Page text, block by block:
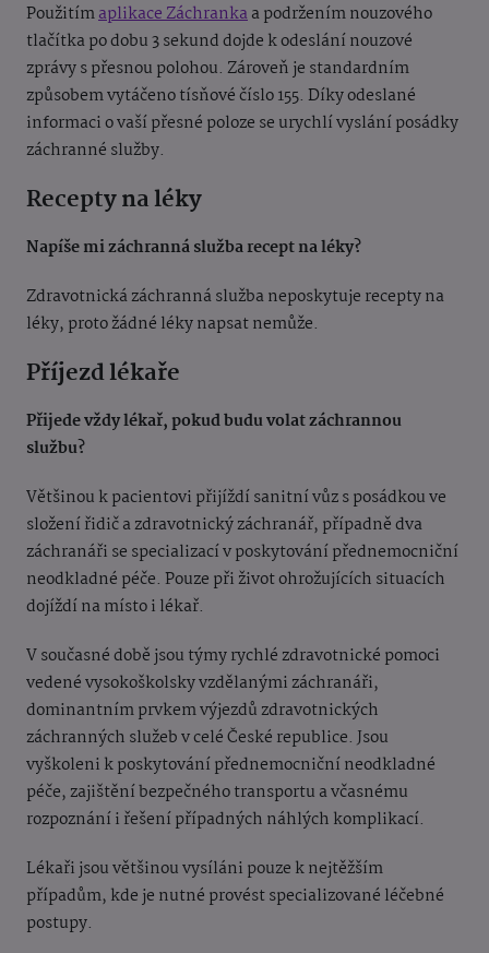
Použitímaplikace Záchrankaa podržením nouzového
tlačítka po dobu 3 sekund dojde k odeslání nouzové
zprávy s přesnou polohou. Zároveň je standardním
způsobem vytáčeno tísňové číslo 155. Díky odeslané
informaci o vaší přesné poloze se urychlí vyslání posádky
záchranné služby.
Recepty na léky
Napíše mi záchranná služba recept na léky?
Zdravotnická záchranná služba neposkytuje recepty na
léky, proto žádné léky napsat nemůže.
Příjezd lékaře
Přijede vždy lékař, pokud budu volat záchrannou
službu?
Většinou k pacientovi přijíždí sanitní vůz s posádkou ve
složení řidič a zdravotnický záchranář, případně dva
záchranáři se specializací v poskytování přednemocniční
neodkladné péče. Pouze při život ohrožujících situacích
dojíždí na místo i lékař.
V současné době jsou týmy rychlé zdravotnické pomoci
vedené vysokoškolsky vzdělanými záchranáři,
dominantním prvkem výjezdů zdravotnických
záchranných služeb v celé České republice. Jsou
vyškoleni k poskytování přednemocniční neodkladné
péče, zajištění bezpečného transportu a včasnému
rozpoznání i řešení případných náhlých komplikací.
Lékaři jsou většinou vysíláni pouze k nejtěžším
případům, kde je nutné provést specializované léčebné
postupy.